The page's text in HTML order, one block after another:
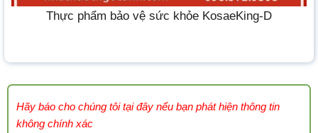
Thực phẩm bảo vệ sức khỏe KosaeKing-D
Hãy báo cho chúng tôi tại đây nếu bạn phát hiện thông tin
không chính xác